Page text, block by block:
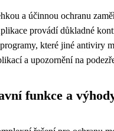
a účinnou ochranu
provádí důkladné
které jiné antiviry
a upozornění na
funkce a